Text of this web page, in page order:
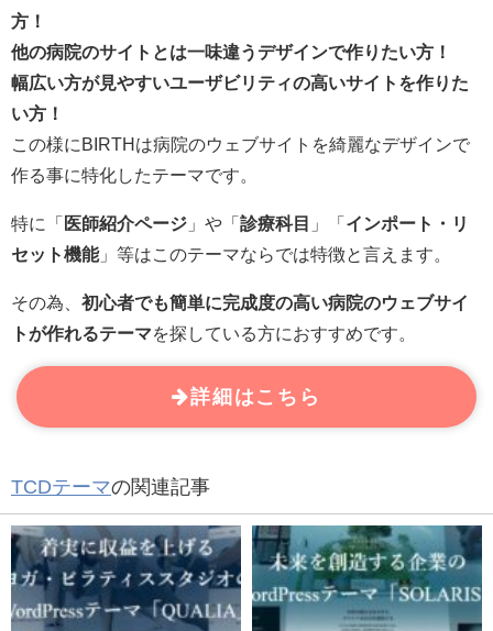
方！
他の病院のサイトとは一味違うデザインで作りたい方！
幅広い方が見やすいユーザビリティの高いサイトを作りた
い方！
この様にBIRTHは病院のウェブサイトを綺麗なデザインで
作る事に特化したテーマです。
特に「 医師紹介ページ 」や「 診療科目 」「 インポート・リ
セット機能」等はこのテーマならでは特徴と言えます。
その為、 初心者でも簡単に完成度の高い病院のウェブサイ
トが作れるテーマを探している方におすすめです。
詳細はこちら
TCDテーマの関連記事